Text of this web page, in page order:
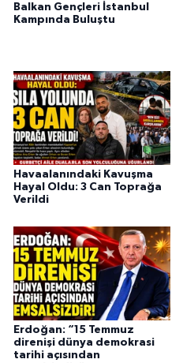
Balkan Gençleri İstanbul
Kampında Buluştu
Havaalanındaki Kavuşma
Hayal Oldu: 3 Can Toprağa
Verildi
Erdoğan: “15 Temmuz
direnişi dünya demokrasi
tarihi açısından